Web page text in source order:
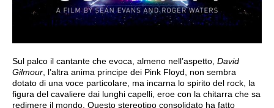
Sul palco il cantante che evoca, almeno nell’aspetto, David
Gilmour, l’altra anima principe dei Pink Floyd, non sembra
dotato di una voce particolare, ma incarna lo spirito del rock, la
figura del cavaliere dai lunghi capelli, eroe con la chitarra che sa
redimere il mondo. Questo stereotipo consolidato ha fatto